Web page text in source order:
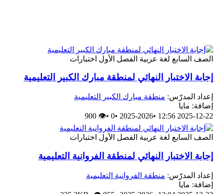
الصف السابع لغة عربية الفصل الأول اختبارات
إجابة الاختبار النهائي لمنطقة مبارك الكبير التعليمية
إعداد المدرّس: منطقة مبارك الكبير التعليمية
إضافة: مايا
2025-12-22 12:56
•
2025-2026
•
0
•
👁 900
الصف السابع لغة عربية الفصل الأول اختبارات
إجابة الاختبار النهائي لمنطقة الفروانية التعليمية
إعداد المدرّس: منطقة الفروانية التعليمية
إضافة: مايا